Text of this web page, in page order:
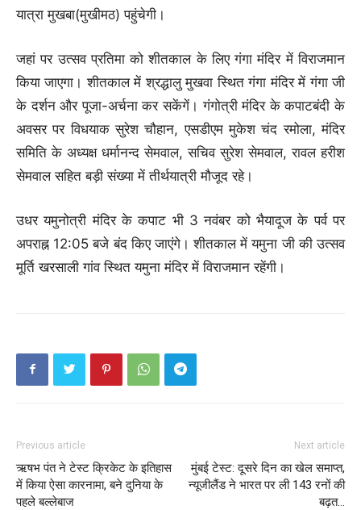
यात्रा मुखबा(मुखीमठ) पहुंचेगी।
जहां पर उत्सव प्रतिमा को शीतकाल के लिए गंगा मंदिर में विराजमान
किया जाएगा। शीतकाल में श्रद्धालु मुखवा स्थित गंगा मंदिर में गंगा जी
के दर्शन और पूजा-अर्चना कर सकेंगें। गंगोत्री मंदिर के कपाटबंदी के
अवसर पर विधयाक सुरेश चौहान, एसडीएम मुकेश चंद रमोला, मंदिर
समिति के अध्यक्ष धर्मानन्द सेमवाल, सचिव सुरेश सेमवाल, रावल हरीश
सेमवाल सहित बड़ी संख्या में तीर्थयात्री मौजूद रहे।
उधर यमुनोत्री मंदिर के कपाट भी 3 नवंबर को भैयादूज के पर्व पर
अपराह्न 12:05 बजे बंद किए जाएंगे। शीतकाल में यमुना जी की उत्सव
मूर्ति खरसाली गांव स्थित यमुना मंदिर में विराजमान रहेंगी।
Previous article
ऋषभ पंत ने टेस्ट क्रिकेट के इतिहास
में किया ऐसा कारनामा, बने दुनिया के
पहले बल्लेबाज
Next article
मुंबई टेस्ट: दूसरे दिन का खेल समाप्त,
न्यूजीलैंड ने भारत पर ली 143 रनों की
बढ़त…